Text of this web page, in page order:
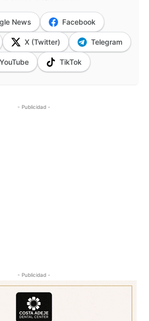
News Facebook
X (Twitter) Telegram
YouTube TikTok
- Publicidad -
- Publicidad -